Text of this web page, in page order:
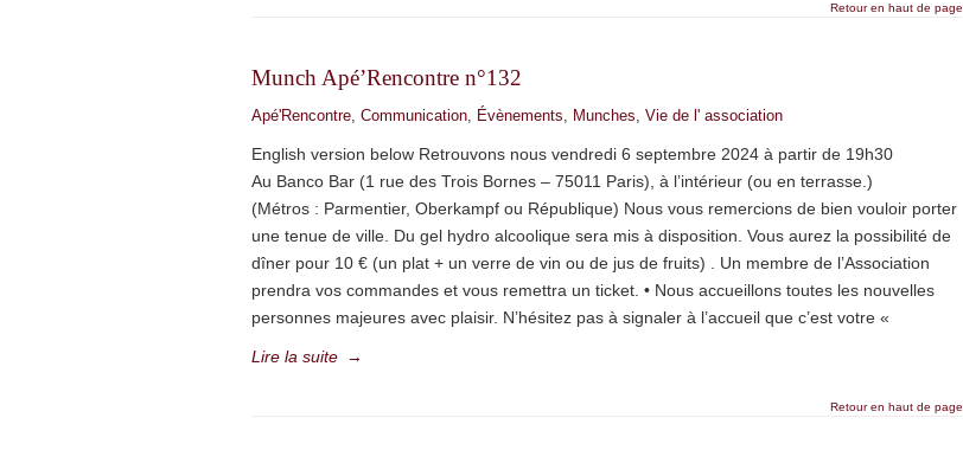
Retour en haut de page
Munch Apé’Rencontre n°132
Apé'Rencontre, Communication, Évènements, Munches, Vie de l' association
English version below Retrouvons nous vendredi 6 septembre 2024 à partir de 19h30
Au Banco Bar (1 rue des Trois Bornes – 75011 Paris), à l’intérieur (ou en terrasse.)
(Métros : Parmentier, Oberkampf ou République) Nous vous remercions de bien vouloir porter
une tenue de ville. Du gel hydro alcoolique sera mis à disposition. Vous aurez la possibilité de
dîner pour 10 € (un plat + un verre de vin ou de jus de fruits) . Un membre de l’Association
prendra vos commandes et vous remettra un ticket. • Nous accueillons toutes les nouvelles
personnes majeures avec plaisir. N’hésitez pas à signaler à l’accueil que c’est votre «
Lire la suite →
Retour en haut de page